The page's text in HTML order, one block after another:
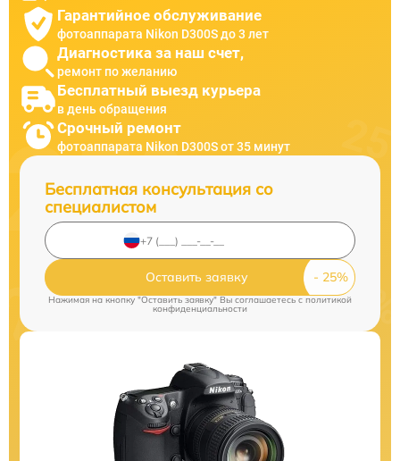
Гарантийное обслуживание
фотоаппарата Nikon D300S до 3 лет
Диагностика за наш счет,
ремонт по желанию
Бесплатный выезд курьера
в день обращения
Срочный ремонт
фотоаппарата Nikon D300S от 35 минут
Бесплатная консультация со
специалистом
Оставить заявку
Нажимая на кнопку "Оставить заявку" Вы соглашаетесь cполитикой
конфиденциальности